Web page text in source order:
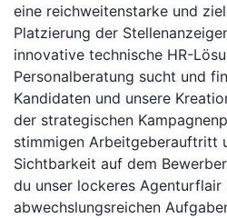
eine reichweitenstarke und
Platzierung der
innovative technische HR-
Personalberatung sucht und
Kandidaten und unsere
der strategischen
stimmigen Arbeitgeberauftritt
Sichtbarkeit auf dem
du unser lockeres Agenturflair
abwechslungsreichen